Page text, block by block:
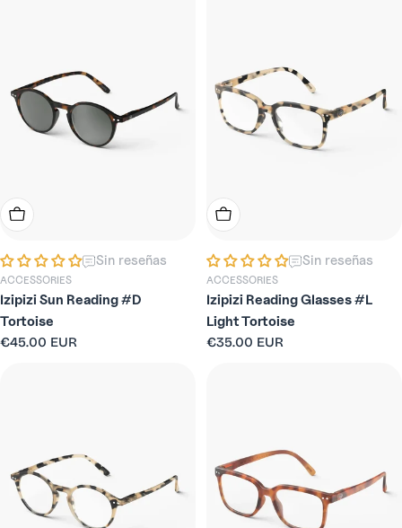
Elige Opciones
Sin reseñas
ACCESSORIES
Izipizi Sun Reading #D
Tortoise
Precio
€45.00 EUR
Elige Opciones
Sin reseñas
ACCESSORIES
Izipizi Reading Glasses #L
Light Tortoise
Precio
€35.00 EUR